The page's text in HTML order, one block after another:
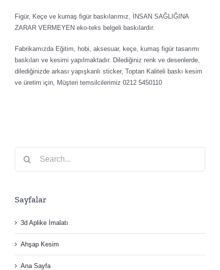
Figür, Keçe ve kumaş figür baskılarımız, İNSAN SAĞLIĞINA
ZARAR VERMEYEN eko-teks belgeli baskılardır.
Fabrikamızda Eğitim, hobi, aksesuar, keçe, kumaş figür tasarımı
baskıları ve kesimi yapılmaktadır. Dilediğiniz renk ve desenlerde,
dilediğinizde arkası yapışkanlı sticker, Toptan Kaliteli baskı kesim
ve üretim için, Müşteri temsilcilerimiz 0212 5450110
Sayfalar
3d Aplike İmalatı
Ahşap Kesim
Ana Sayfa